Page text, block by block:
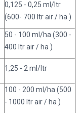
0,125 - 0,25 ml/ltr
(600- 700 ltr air / ha )
50 - 100 ml/ha (300 -
400 ltr air / ha )
1,25 - 2 ml/ltr
100 - 200 ml/ha (500
- 1000 ltr air / ha )